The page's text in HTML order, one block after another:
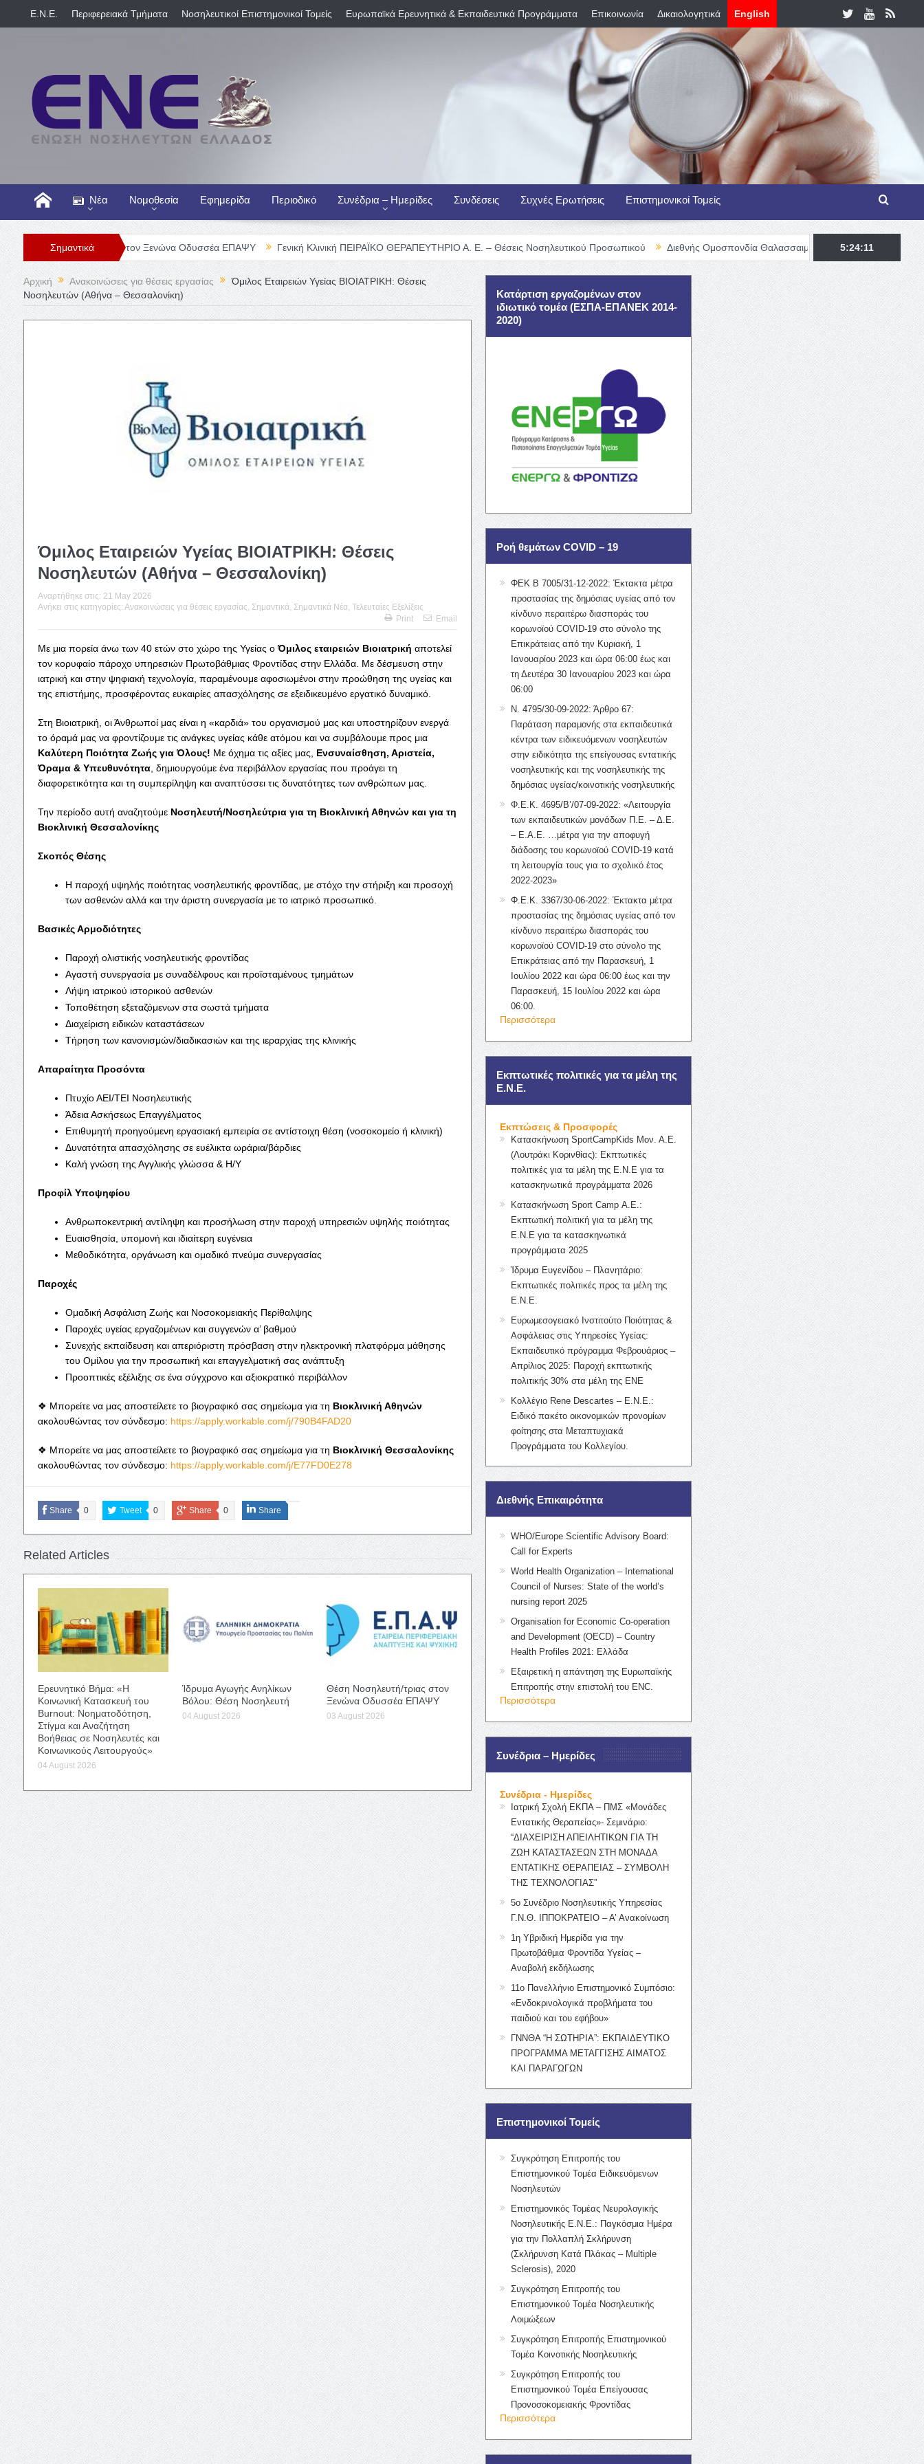
E.N.E. Περιφερειακά Τμήματα Νοσηλευτικοί Επιστημονικοί Τομείς Ευρωπαϊκά Ερευνητικά & Εκπαιδευτικά Προγράμματα Επικοινωνία Δικαιολογητικά English
Νέα Νομοθεσία Εφημερίδα Περιοδικό Συνέδρια – Ημερίδες Συνδέσεις Συχνές Ερωτήσεις Επιστημονικοί Τομείς
Σημαντικά
τριας στον Ξενώνα Οδυσσέα ΕΠΑΨΥ Γενική Κλινική ΠΕΙΡΑΪΚΟ ΘΕΡΑΠΕΥΤΗΡΙΟ Α. Ε. – Θέσεις Νοσηλευτικού Προσωπικού Διεθνής Ομοσπονδία Θαλασσαιμίας – TIF Fellowship Programme for
5:24:12
Αρχική Ανακοινώσεις για θέσεις εργασίας
Όμιλος Εταιρειών Υγείας ΒΙΟΙΑΤΡΙΚΗ: Θέσεις
Νοσηλευτών (Αθήνα – Θεσσαλονίκη)
Όμιλος Εταιρειών Υγείας ΒΙΟΙΑΤΡΙΚΗ: Θέσεις
Νοσηλευτών (Αθήνα – Θεσσαλονίκη)
Αναρτήθηκε στις: 21 May 2026
Ανήκει στις κατηγορίες: Ανακοινώσεις για θέσεις εργασίας Σημαντικά Σημαντικά Νέα Τελευταίες Εξελίξεις
Print
Email
Με μια πορεία άνω των 40 ετών στο χώρο της Υγείας οΌμιλος εταιρειών Βιοιατρική αποτελεί
τον κορυφαίο πάροχο υπηρεσιών Πρωτοβάθμιας Φροντίδας στην Ελλάδα. Με δέσμευση στην
ιατρική και στην ψηφιακή τεχνολογία, παραμένουμε αφοσιωμένοι στην προώθηση της υγείας και
της επιστήμης, προσφέροντας ευκαιρίες απασχόλησης σε εξειδικευμένο εργατικό δυναμικό.
Στη Βιοιατρική, οι Άνθρωποί μας είναι η «καρδιά» του οργανισμού μας και υποστηρίζουν ενεργά
το όραμά μας να φροντίζουμε τις ανάγκες υγείας κάθε ατόμου και να συμβάλουμε προς μια
Καλύτερη Ποιότητα Ζωής για Όλους! Με όχημα τις αξίες μας, Ενσυναίσθηση, Αριστεία,
Όραμα & Υπευθυνότητα, δημιουργούμε ένα περιβάλλον εργασίας που προάγει τη
διαφορετικότητα και τη συμπερίληψη και αναπτύσσει τις δυνατότητες των ανθρώπων μας.
Την περίοδο αυτή αναζητούμε Νοσηλευτή/Νοσηλεύτρια για τη Βιοκλινική Αθηνών και για τη
Βιοκλινική Θεσσαλονίκης
Σκοπός Θέσης
Η παροχή υψηλής ποιότητας νοσηλευτικής φροντίδας, με στόχο την στήριξη και προσοχή
των ασθενών αλλά και την άριστη συνεργασία με το ιατρικό προσωπικό.
Βασικές Αρμοδιότητες
Παροχή ολιστικής νοσηλευτικής φροντίδας
Αγαστή συνεργασία με συναδέλφους και προϊσταμένους τμημάτων
Λήψη ιατρικού ιστορικού ασθενών
Τοποθέτηση εξεταζόμενων στα σωστά τμήματα
Διαχείριση ειδικών καταστάσεων
Τήρηση των κανονισμών/διαδικασιών και της ιεραρχίας της κλινικής
Απαραίτητα Προσόντα
Πτυχίο ΑΕΙ/ΤΕΙ Νοσηλευτικής
Άδεια Ασκήσεως Επαγγέλματος
Επιθυμητή προηγούμενη εργασιακή εμπειρία σε αντίστοιχη θέση (νοσοκομείο ή κλινική)
Δυνατότητα απασχόλησης σε ευέλικτα ωράρια/βάρδιες
Καλή γνώση της Αγγλικής γλώσσα & Η/Υ
Προφίλ Υποψηφίου
Ανθρωποκεντρική αντίληψη και προσήλωση στην παροχή υπηρεσιών υψηλής ποιότητας
Ευαισθησία, υπομονή και ιδιαίτερη ευγένεια
Μεθοδικότητα, οργάνωση και ομαδικό πνεύμα συνεργασίας
Παροχές
Ομαδική Ασφάλιση Ζωής και Νοσοκομειακής Περίθαλψης
Παροχές υγείας εργαζομένων και συγγενών α’ βαθμού
Συνεχής εκπαίδευση και απεριόριστη πρόσβαση στην ηλεκτρονική πλατφόρμα μάθησης
του Ομίλου για την προσωπική και επαγγελματική σας ανάπτυξη
Προοπτικές εξέλιξης σε ένα σύγχρονο και αξιοκρατικό περιβάλλον
❖ Μπορείτε να μας αποστείλετε το βιογραφικό σας σημείωμα για τη Βιοκλινική Αθηνών
ακολουθώντας τον σύνδεσμο: https://apply.workable.com/j/790B4FAD20
❖ Μπορείτε να μας αποστείλετε το βιογραφικό σας σημείωμα για τη Βιοκλινική Θεσσαλονίκης
ακολουθώντας τον σύνδεσμο: https://apply.workable.com/j/E77FD0E278
Share 0 Tweet 0 Share 0 Share
Related Articles
Ερευνητικό Βήμα: «Η
Κοινωνική Κατασκευή του
Burnout: Νοηματοδότηση,
Στίγμα και Αναζήτηση
Βοήθειας σε Νοσηλευτές και
Κοινωνικούς Λειτουργούς»
04 August 2026
Ίδρυμα Αγωγής Ανηλίκων
Βόλου: Θέση Νοσηλευτή
04 August 2026
Θέση Νοσηλευτή/τριας στον
Ξενώνα Οδυσσέα ΕΠΑΨΥ
03 August 2026
Κατάρτιση εργαζομένων στον
ιδιωτικό τομέα (ΕΣΠΑ-ΕΠΑΝΕΚ 2014-
2020)
Ροή θεμάτων COVID – 19
ΦΕΚ Β 7005/31-12-2022: Έκτακτα μέτρα
προστασίας της δημόσιας υγείας από τον
κίνδυνο περαιτέρω διασποράς του
κορωνοϊού COVID-19 στο σύνολο της
Επικράτειας από την Κυριακή, 1
Ιανουαρίου 2023 και ώρα 06:00 έως και
τη Δευτέρα 30 Ιανουαρίου 2023 και ώρα
06:00
Ν. 4795/30-09-2022: Άρθρο 67:
Παράταση παραμονής στα εκπαιδευτικά
κέντρα των ειδικευόμενων νοσηλευτών
στην ειδικότητα της επείγουσας εντατικής
νοσηλευτικής και της νοσηλευτικής της
δημόσιας υγείας/κοινοτικής νοσηλευτικής
Φ.Ε.Κ. 4695/Β’/07-09-2022: «Λειτουργία
των εκπαιδευτικών μονάδων Π.Ε. – Δ.Ε.
– Ε.Α.Ε. …μέτρα για την αποφυγή
διάδοσης του κορωνοϊού COVID-19 κατά
τη λειτουργία τους για το σχολικό έτος
2022-2023»
Φ.Ε.Κ. 3367/30-06-2022: Έκτακτα μέτρα
προστασίας της δημόσιας υγείας από τον
κίνδυνο περαιτέρω διασποράς του
κορωνοϊού COVID-19 στο σύνολο της
Επικράτειας από την Παρασκευή, 1
Ιουλίου 2022 και ώρα 06:00 έως και την
Παρασκευή, 15 Ιουλίου 2022 και ώρα
06:00.
Περισσότερα
Εκπτωτικές πολιτικές για τα μέλη της
Ε.Ν.Ε.
Εκπτώσεις & Προσφορές
Κατασκήνωση SportCampKids Μον. Α.Ε.
(Λουτράκι Κορινθίας): Εκπτωτικές
πολιτικές για τα μέλη της Ε.Ν.Ε για τα
κατασκηνωτικά προγράμματα 2026
Κατασκήνωση Sport Camp Α.Ε.:
Εκπτωτική πολιτική για τα μέλη της
Ε.Ν.Ε για τα κατασκηνωτικά
προγράμματα 2025
Ίδρυμα Ευγενίδου – Πλανητάριο:
Εκπτωτικές πολιτικές προς τα μέλη της
Ε.Ν.Ε.
Ευρωμεσογειακό Ινστιτούτο Ποιότητας &
Ασφάλειας στις Υπηρεσίες Υγείας:
Εκπαιδευτικό πρόγραμμα Φεβρουάριος –
Απρίλιος 2025: Παροχή εκπτωτικής
πολιτικής 30% στα μέλη της ΕΝΕ
Κολλέγιο Rene Descartes – Ε.Ν.Ε.:
Ειδικό πακέτο οικονομικών προνομίων
φοίτησης στα Μεταπτυχιακά
Προγράμματα του Κολλεγίου.
Διεθνής Επικαιρότητα
WHO/Europe Scientific Advisory Board:
Call for Experts
World Health Organization – International
Council of Nurses: State of the world’s
nursing report 2025
Organisation for Economic Co-operation
and Development (OECD) – Country
Health Profiles 2021: Ελλάδα
Εξαιρετική η απάντηση της Ευρωπαϊκής
Επιτροπής στην επιστολή του ENC.
Περισσότερα
Συνέδρια – Ημερίδες
Συνέδρια - Ημερίδες
Ιατρική Σχολή ΕΚΠΑ – ΠΜΣ «Μονάδες
Εντατικής Θεραπείας»- Σεμινάριο:
“ΔΙΑΧΕΙΡΙΣΗ ΑΠΕΙΛΗΤΙΚΩΝ ΓΙΑ ΤΗ
ΖΩΗ ΚΑΤΑΣΤΑΣΕΩΝ ΣΤΗ ΜΟΝΑΔΑ
ΕΝΤΑΤΙΚΗΣ ΘΕΡΑΠΕΙΑΣ – ΣΥΜΒΟΛΗ
ΤΗΣ ΤΕΧΝΟΛΟΓΙΑΣ”
5ο Συνέδριο Νοσηλευτικής Υπηρεσίας
Γ.Ν.Θ. ΙΠΠΟΚΡΑΤΕΙΟ – Α’ Ανακοίνωση
1η Υβριδική Ημερίδα για την
Πρωτοβάθμια Φροντίδα Υγείας –
Αναβολή εκδήλωσης
11ο Πανελλήνιο Επιστημονικό Συμπόσιο:
«Ενδοκρινολογικά προβλήματα του
παιδιού και του εφήβου»
ΓΝΝΘΑ “Η ΣΩΤΗΡΙΑ”: ΕΚΠΑΙΔΕΥΤΙΚΟ
ΠΡΟΓΡΑΜΜΑ ΜΕΤΑΓΓΙΣΗΣ ΑΙΜΑΤΟΣ
ΚΑΙ ΠΑΡΑΓΩΓΩΝ
Επιστημονικοί Τομείς
Συγκρότηση Επιτροπής του
Επιστημονικού Τομέα Ειδικευόμενων
Νοσηλευτών
Επιστημονικός Τομέας Νευρολογικής
Νοσηλευτικής Ε.Ν.Ε.: Παγκόσμια Ημέρα
για την Πολλαπλή Σκλήρυνση
(Σκλήρυνση Κατά Πλάκας – Multiple
Sclerosis), 2020
Συγκρότηση Επιτροπής του
Επιστημονικού Τομέα Νοσηλευτικής
Λοιμώξεων
Συγκρότηση Επιτροπής Επιστημονικού
Τομέα Κοινοτικής Νοσηλευτικής
Συγκρότηση Επιτροπής του
Επιστημονικού Τομέα Επείγουσας
Προνοσοκομειακής Φροντίδας
Περισσότερα